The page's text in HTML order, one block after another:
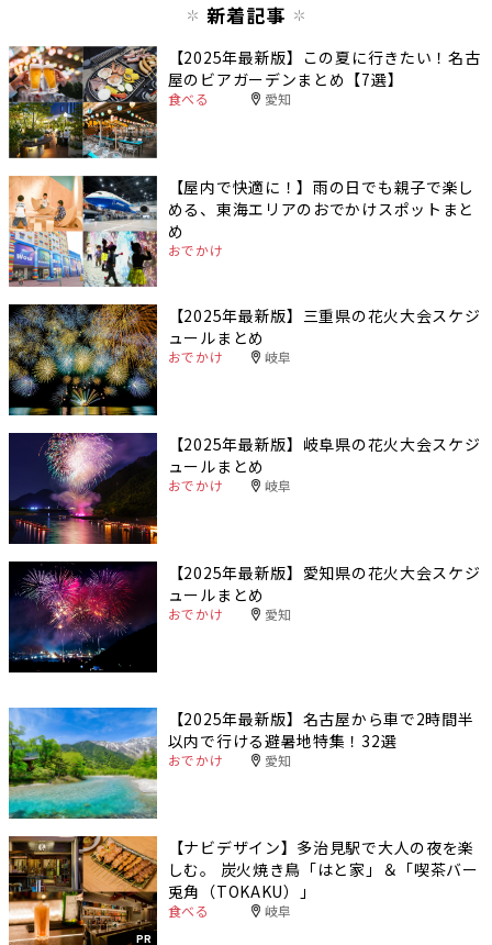
新着記事
【2025年最新版】この夏に行きたい！名古
屋のビアガーデンまとめ【7選】
食べる 愛知
【屋内で快適に！】雨の日でも親子で楽し
める、東海エリアのおでかけスポットまと
め
おでかけ
【2025年最新版】三重県の花火大会スケジ
ュールまとめ
おでかけ 岐阜
【2025年最新版】岐阜県の花火大会スケジ
ュールまとめ
おでかけ 岐阜
【2025年最新版】愛知県の花火大会スケジ
ュールまとめ
おでかけ 愛知
【2025年最新版】名古屋から車で2時間半
以内で行ける避暑地特集！32選
おでかけ 愛知
PR
【ナビデザイン】多治見駅で大人の夜を楽
しむ。 炭火焼き鳥「はと家」＆「喫茶バー
兎角（TOKAKU）」
食べる 岐阜